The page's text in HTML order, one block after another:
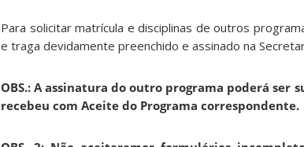
Para solicitar matrícula e disciplinas de outros
e traga devidamente preenchido e assinado na
OBS.: A assinatura do outro programa poderá
recebeu com Aceite do Programa correspondente.